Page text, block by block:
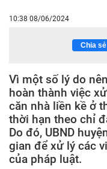
10:38 08/06/2024
Chia sẻ
Vì một số lý do
hoàn thành việc
căn nhà liền kề ở
thời hạn theo chỉ
Do đó, UBND
gian để xử lý các
của pháp luật.